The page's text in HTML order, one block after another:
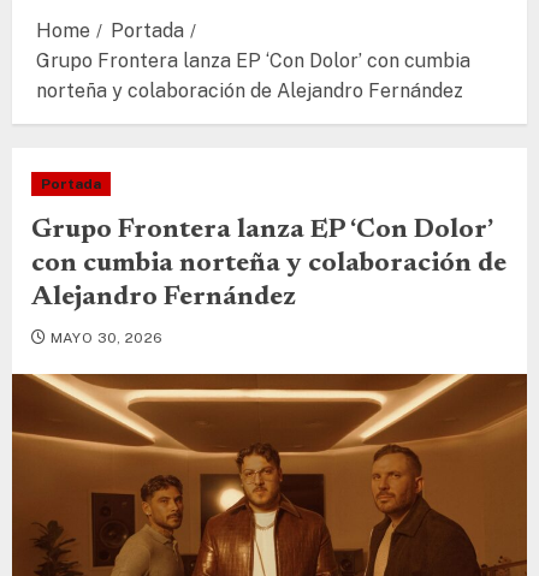
Home
Portada
Grupo Frontera lanza EP ‘Con Dolor’ con cumbia
norteña y colaboración de Alejandro Fernández
Portada
Grupo Frontera lanza EP ‘Con Dolor’
con cumbia norteña y colaboración de
Alejandro Fernández
MAYO 30, 2026